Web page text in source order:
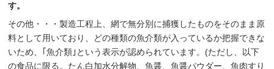
す。
その他・・・製造工程上、網で無分別に捕獲したものをそのまま原
料として用いており、どの種類の魚介類が入っているか把握できな
いため、｢魚介類｣という表示が認められています。(ただし、以下
の食品に限る。たん白加水分解物、魚醤、魚醤パウダー、魚肉すり